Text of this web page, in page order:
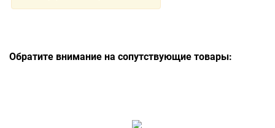
Обратите внимание на сопутствующие товары: